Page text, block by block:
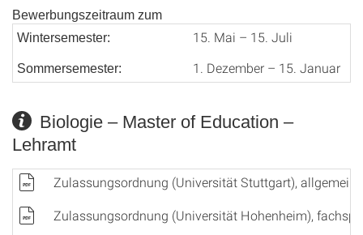
Bewerbungszeitraum zum
Wintersemester:
15. Mai – 15. Juli
Sommersemester: 1. Dezember – 15. Januar
Biologie – Master of Education –
Lehramt
Zulassungsordnung (Universität Stuttgart),
Zulassungsordnung (Universität Hohenheim),